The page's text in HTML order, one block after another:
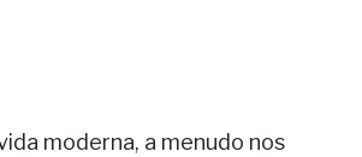
moderna, a menudo nos